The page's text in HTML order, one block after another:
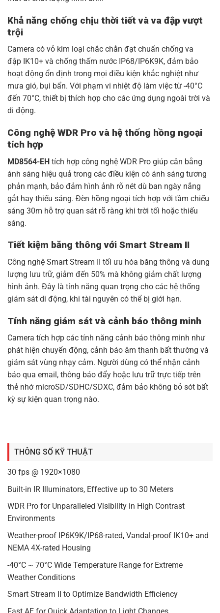
Khả năng chống chịu thời tiết và va đập vượt
trội
Camera có vỏ kim loại chắc chắn đạt chuẩn chống va
đập IK10+ và chống thấm nước IP68/IP6K9K, đảm bảo
hoạt động ổn định trong mọi điều kiện khắc nghiệt như
mưa gió, bụi bẩn. Với phạm vi nhiệt độ làm việc từ -40°C
đến 70°C, thiết bị thích hợp cho các ứng dụng ngoài trời và
di động.
Công nghệ WDR Pro và hệ thống hồng ngoại
tích hợp
MD8564-EH tích hợp công nghệ WDR Pro giúp cân bằng
ánh sáng hiệu quả trong các điều kiện có ánh sáng tương
phản mạnh, bảo đảm hình ảnh rõ nét dù ban ngày nắng
gắt hay thiếu sáng. Đèn hồng ngoại tích hợp với tầm chiếu
sáng 30m hỗ trợ quan sát rõ ràng khi trời tối hoặc thiếu
sáng.
Tiết kiệm băng thông với Smart Stream II
Công nghệ Smart Stream II tối ưu hóa băng thông và dung
lượng lưu trữ, giảm đến 50% mà không giảm chất lượng
hình ảnh. Đây là tính năng quan trọng cho các hệ thống
giám sát di động, khi tài nguyên có thể bị giới hạn.
Tính năng giám sát và cảnh báo thông minh
Camera tích hợp các tính năng cảnh báo thông minh như
phát hiện chuyển động, cảnh báo âm thanh bất thường và
giám sát vùng nhạy cảm. Người dùng có thể nhận cảnh
báo qua email, thông báo đẩy hoặc lưu trữ trực tiếp trên
thẻ nhớ microSD/SDHC/SDXC, đảm bảo không bỏ sót bất
kỳ sự kiện quan trọng nào.
THÔNG SỐ KỸ THUẬT
30 fps @ 1920×1080
Built-in IR Illuminators, Effective up to 30 Meters
WDR Pro for Unparalleled Visibility in High Contrast
Environments
Weather-proof IP6K9K/IP68-rated, Vandal-proof IK10+ and
NEMA 4X-rated Housing
-40°C ~ 70°C Wide Temperature Range for Extreme
Weather Conditions
Smart Stream II to Optimize Bandwidth Efficiency